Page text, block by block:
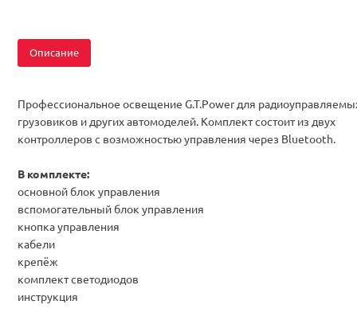
Описание
Профессиональное освещение G.T.Power для
грузовиков и других автомоделей. Комплект состоит из двух
контроллеров с возможностью управления через Bluetooth.
В комплекте:
основной блок управления
вспомогательный блок управления
кнопка управления
кабели
крепёж
комплект светодиодов
инструкция